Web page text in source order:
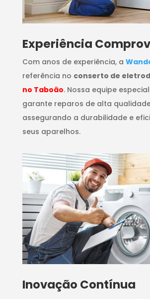
​Experiência
Com anos de experiência, a
referência no conserto de
no Taboão. Nossa equipe
garante reparos de alta
assegurando a durabilidade e
seus aparelhos.
Inovação Contínua